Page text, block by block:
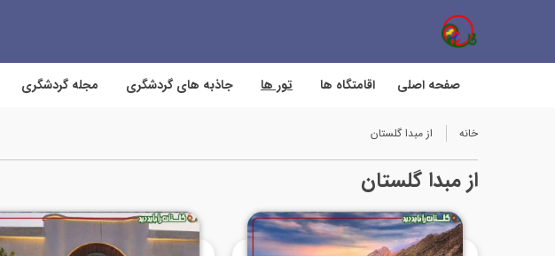
صفحه اصلی اقامتگاه ها تور ها جاذبه های گردشگری مجله گردشگری
خانه از مبدا گلستان
از مبدا گلستان